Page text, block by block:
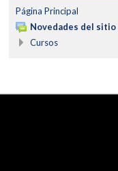
Página Principal
Novedades del sitio
Cursos